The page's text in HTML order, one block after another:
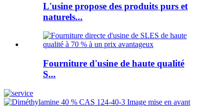
L'usine propose des produits purs et
naturels...
Fourniture d'usine de haute qualité
S...